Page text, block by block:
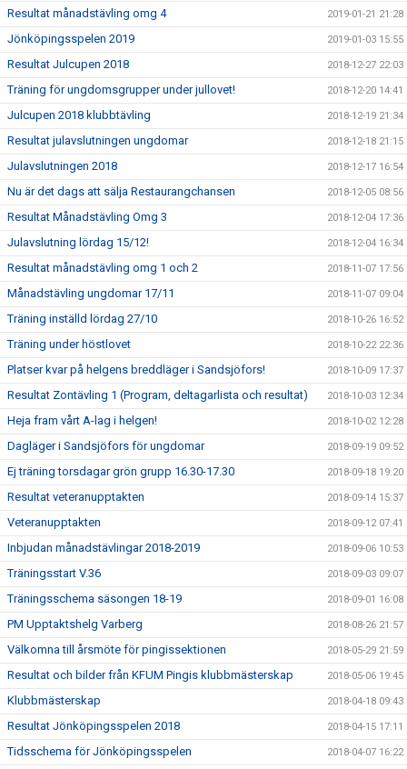
Resultat månadstävling omg 4 2019-01-21 21:28
Jönköpingsspelen 2019 2019-01-03 15:55
Resultat Julcupen 2018 2018-12-27 22:03
Träning för ungdomsgrupper under jullovet! 2018-12-20 14:41
Julcupen 2018 klubbtävling 2018-12-19 21:34
Resultat julavslutningen ungdomar 2018-12-18 21:15
Julavslutningen 2018 2018-12-17 16:54
Nu är det dags att sälja Restaurangchansen 2018-12-05 08:56
Resultat Månadstävling Omg 3 2018-12-04 17:36
Julavslutning lördag 15/12! 2018-12-04 16:34
Resultat månadstävling omg 1 och 2 2018-11-07 17:56
Månadstävling ungdomar 17/11 2018-11-07 09:04
Träning inställd lördag 27/10 2018-10-26 16:52
Träning under höstlovet 2018-10-22 22:36
Platser kvar på helgens breddläger i Sandsjöfors! 2018-10-09 17:37
Resultat Zontävling 1 (Program, deltagarlista och resultat) 2018-10-03 12:34
Heja fram vårt A-lag i helgen! 2018-10-02 12:28
Dagläger i Sandsjöfors för ungdomar 2018-09-19 09:52
Ej träning torsdagar grön grupp 16.30-17.30 2018-09-18 19:20
Resultat veteranupptakten 2018-09-14 15:37
Veteranupptakten 2018-09-12 07:41
Inbjudan månadstävlingar 2018-2019 2018-09-06 10:53
Träningsstart V.36 2018-09-03 09:07
Träningsschema säsongen 18-19 2018-09-01 16:08
PM Upptaktshelg Varberg 2018-08-26 21:57
Välkomna till årsmöte för pingissektionen 2018-05-29 21:59
Resultat och bilder från KFUM Pingis klubbmästerskap 2018-05-06 19:45
Klubbmästerskap 2018-04-18 09:43
Resultat Jönköpingsspelen 2018 2018-04-15 17:11
Tidsschema för Jönköpingsspelen 2018-04-07 16:22